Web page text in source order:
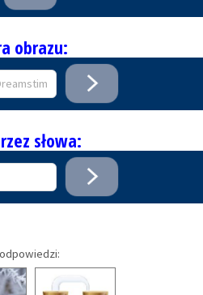
obrazu:
słowa: